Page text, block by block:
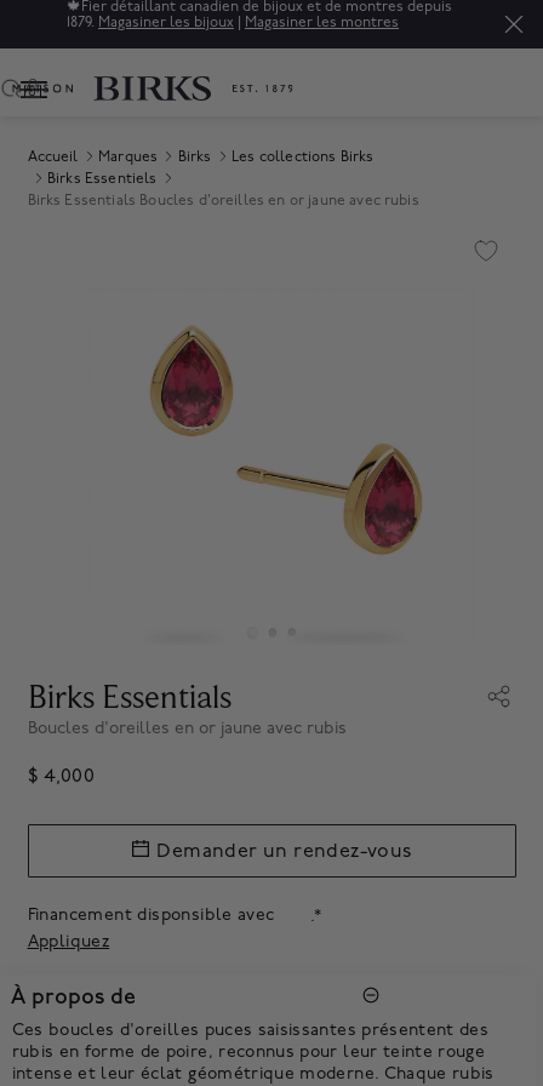
🍁 Fier détaillant canadien de bijoux et de montres depuis
1879. Magasiner les bijoux Magasiner les montres
0
Accueil Marques Birks
Les collections Birks
Birks Essentiels
Birks Essentials Boucles d'oreilles en or jaune avec rubis
Birks Essentials
Boucles d'oreilles en or jaune avec rubis
$ 4,000
Financement disponsible avec
.*
Appliquez
Demander un rendez-vous
À propos de
Ces boucles d'oreilles puces saisissantes présentent des
rubis en forme de poire, reconnus pour leur teinte rouge
intense et leur éclat géométrique moderne. Chaque rubis